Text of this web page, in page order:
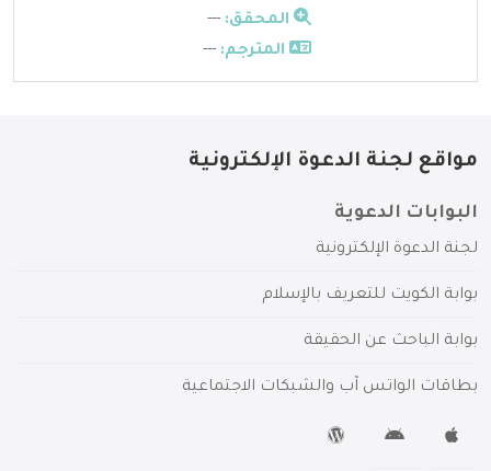
المحقق: ---
المترجم: ---
مواقع لجنة الدعوة الإلكترونية
البوابات الدعوية
لجنة الدعوة الإلكترونية
بوابة الكويت للتعريف بالإسلام
بوابة الباحث عن الحقيقة
بطاقات الواتس آب والشبكات الاجتماعية